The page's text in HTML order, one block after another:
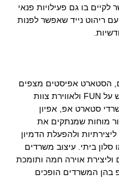
בו גם פעילויות פנאי
ריהוט נייד שאפשר לפנות
הסטארט אפיסטים מצפים
לעבוד במשרדים כיפיים ומדליקים, לדגש על FUN ולאווירת צוות
סטארט אפ, אפיון
מוחות שמנתקים את
ולהפעלת הדמיון
סלון ביתי. עיצוב משרדים
וליצירת אוירה חמה ותומכת
בהן המשרדים הופכים